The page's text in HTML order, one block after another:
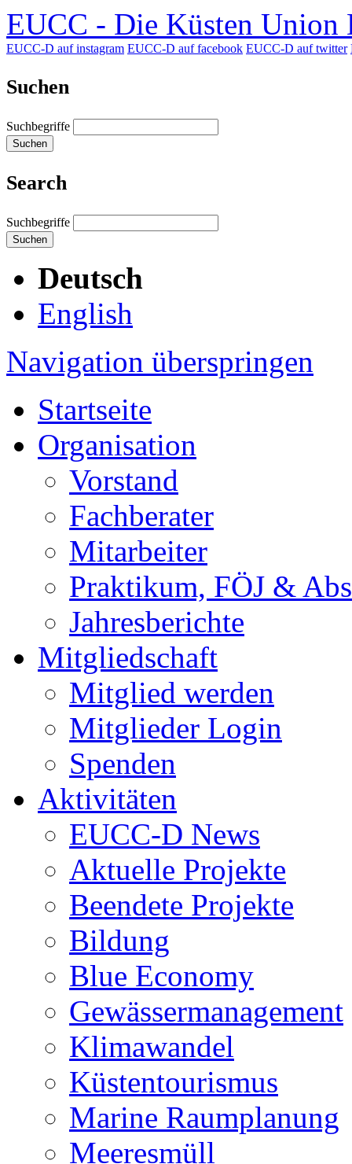
EUCC - Die Küsten Union
EUCC-D auf instagram EUCC-D auf facebook EUCC-D auf twitter
Suchen
Suchbegriffe
Suchen
Search
Suchbegriffe
Suchen
Deutsch
English
Navigation überspringen
Startseite
Organisation
Vorstand
Fachberater
Mitarbeiter
Praktikum, FÖJ &
Jahresberichte
Mitgliedschaft
Mitglied werden
Mitglieder Login
Spenden
Aktivitäten
EUCC-D News
Aktuelle Projekte
Beendete Projekte
Bildung
Blue Economy
Gewässermanagement
Klimawandel
Küstentourismus
Marine Raumplanung
Meeresmüll